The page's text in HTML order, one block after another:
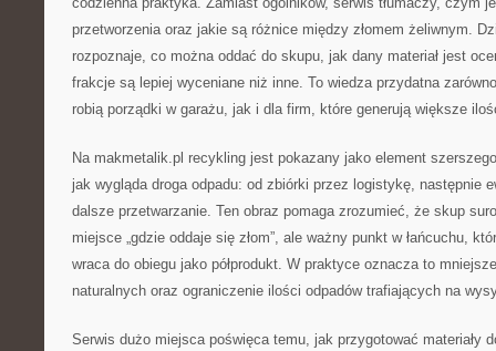
przetworzenia oraz jakie są różnice między złomem żeliwnym.
rozpoznaje, co można oddać do skupu, jak dany materiał jest
frakcje są lepiej wyceniane niż inne. To wiedza przydatna
robią porządki w garażu, jak i dla firm, które generują większe
Na makmetalik.pl recykling jest pokazany jako element
jak wygląda droga odpadu: od zbiórki przez logistykę, następnie
dalsze przetwarzanie. Ten obraz pomaga zrozumieć, że skup
miejsce „gdzie oddaje się złom”, ale ważny punkt w łańcuchu,
wraca do obiegu jako półprodukt. W praktyce oznacza to
naturalnych oraz ograniczenie ilości odpadów trafiających na
Serwis dużo miejsca poświęca temu, jak przygotować materiały